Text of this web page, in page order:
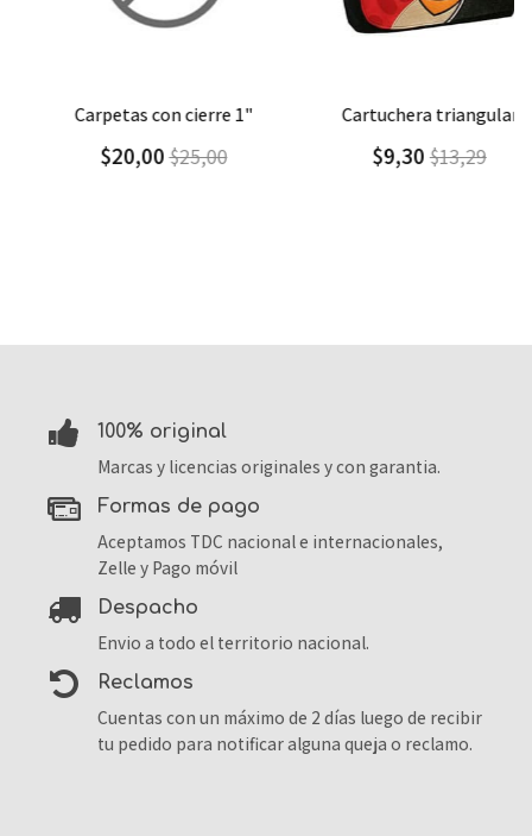
Agregar Detalle
carpetas con cierre 1"
$20,00$25,00
Agregar Detalle
cartuchera triangular
$9,30$13,29
100% original
Marcas y licencias originales y con garantia.
formas de pago
Aceptamos TDC nacional e internacionales,
Zelle y Pago móvil
despacho
Envio a todo el territorio nacional.
reclamos
Cuentas con un máximo de 2 días luego de recibir
tu pedido para notificar alguna queja o reclamo.